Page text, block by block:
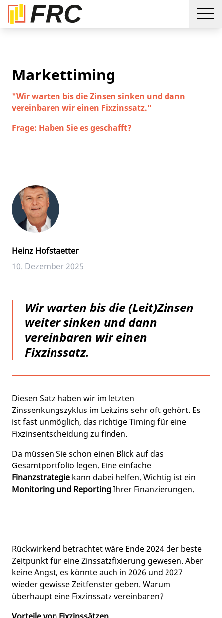
Markettiming
"Wir warten bis die Zinsen sinken und dann
vereinbaren wir einen Fixzinssatz."
Frage: Haben Sie es geschafft?
Heinz Hofstaetter
10. Dezember 2025
Wir warten bis die (Leit)Zinsen
weiter sinken und dann
vereinbaren wir einen
Fixzinssatz.
Diesen Satz haben wir im letzten
Zinssenkungszyklus im Leitzins sehr oft gehört. Es
ist fast unmöglich, das richtige Timing für eine
Fixzinsentscheidung zu finden.
Da müssen Sie schon einen Blick auf das
Gesamtportfolio legen. Eine einfache
Finanzstrategie kann dabei helfen. Wichtig ist ein
Monitoring und ReportingIhrer Finanzierungen.
Rückwirkend betrachtet wäre Ende 2024 der beste
Zeitpunkt für eine Zinssatzfixierung gewesen. Aber
keine Angst, es könnte auch in 2026 und 2027
wieder gewisse Zeitfenster geben. Warum
überhaupt eine Fixzinssatz vereinbaren?